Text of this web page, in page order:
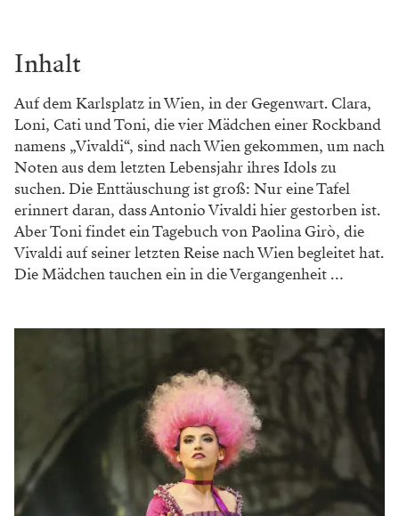
Inhalt
Auf dem Karlsplatz in Wien, in der Gegenwart. Clara,
Loni, Cati und Toni, die vier Mädchen einer Rockband
namens „Vivaldi“, sind nach Wien gekommen, um nach
Noten aus dem letzten Lebensjahr ihres Idols zu
suchen. Die Enttäuschung ist groß: Nur eine Tafel
erinnert daran, dass Antonio Vivaldi hier gestorben ist.
Aber Toni findet ein Tagebuch von Paolina Girò, die
Vivaldi auf seiner letzten Reise nach Wien begleitet hat.
Die Mädchen tauchen ein in die Vergangen­heit …